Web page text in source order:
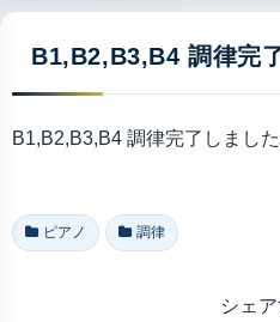
B1,B2,B3,B4 調律完
B1,B2,B3,B4 調律完了しまし
ピアノ 調律
シェ